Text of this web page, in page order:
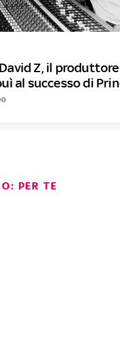
Z, il
al successo di
PER TE